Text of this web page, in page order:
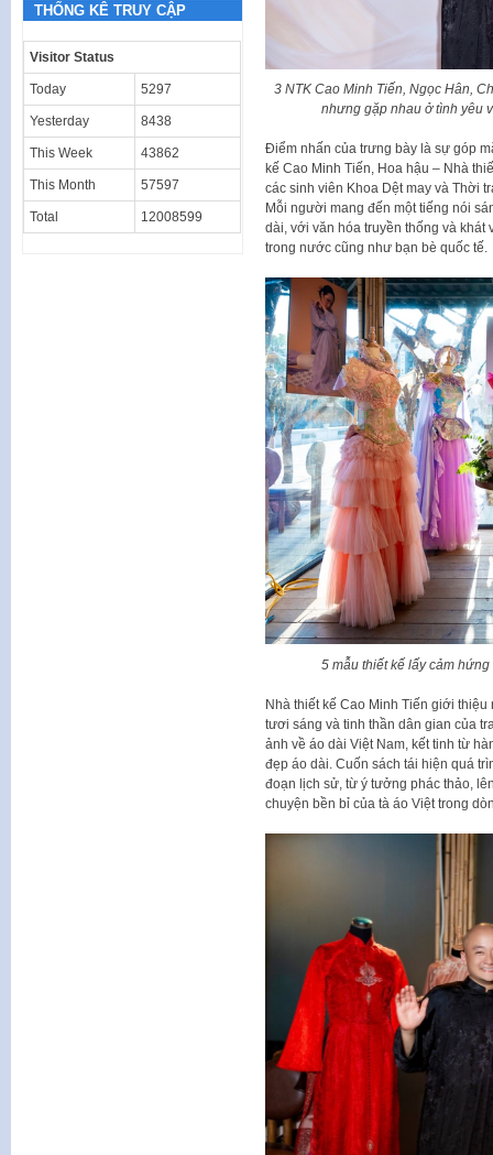
3 NTK Cao Minh Tiến, Ngọc Hân,
nhưng gặp nhau ở tình yêu
Điểm nhấn của trưng bày là sự góp
kế Cao Minh Tiến, Hoa hậu – Nhà
các sinh viên Khoa Dệt may và Thời
Mỗi người mang đến một tiếng nói
dài, với văn hóa truyền thống và
trong nước cũng như bạn bè quốc tế.
5 mẫu thiết kế lấy cảm hứng
Nhà thiết kế Cao Minh Tiến giới
tươi sáng và tinh thần dân gian của
ảnh về áo dài Việt Nam, kết tinh từ
đẹp áo dài. Cuốn sách tái hiện quá
đoạn lịch sử, từ ý tưởng phác thảo,
chuyện bền bỉ của tà áo Việt trong
THỐNG KÊ TRUY CẬP
Visitor Status
Today 5297
Yesterday 8438
This Week 43862
This Month 57597
Total 12008599